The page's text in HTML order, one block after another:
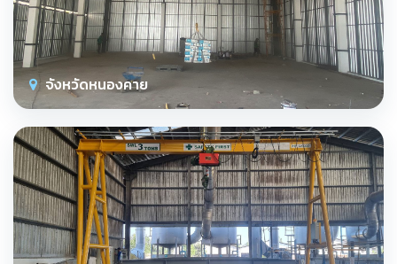
จังหวัดหนองคาย